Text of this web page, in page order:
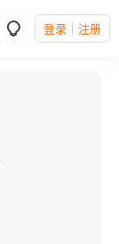
登录 注册